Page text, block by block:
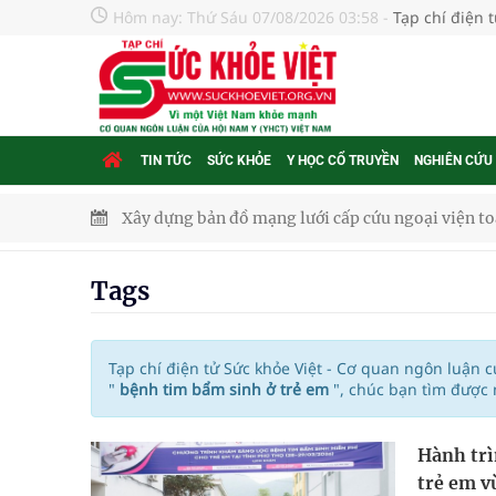
Hôm nay: Thứ Sáu 07/08/2026 03:58 - Tạp chí điện
TIN TỨC SỨC KHỎE Y HỌC CỔ TRUYỀN NGHIÊN CỨU
Xây dựng bản đồ mạng lưới cấp cứu ngoại viện
bảo vệ sức khỏe Nhân dân
Không chỉ cắt tóc, Đông Tây Barbershop dành
Bệnh viện không được thu thêm tiền của người
Tags
Tạp chí điện tử Sức khỏe Việt - Cơ quan ngôn luận
" bệnh tim bẩm sinh ở trẻ em ", chúc bạn tìm
Hành
trẻ em